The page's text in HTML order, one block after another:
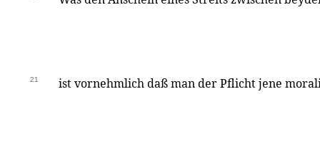
21 ist vornehmlich daß man der Pflicht jene